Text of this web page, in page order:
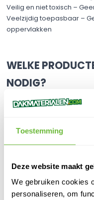
Toestemming
Deze website maakt
We gebruiken cookies
personaliseren, om
Veilig en niet toxisch –
Veelzijdig toepasbaar –
oppervlakken
WELKE
NODIG?
Voor een complete en
opruimen
Dakreparatiekit – Voor het
Stofzuiger of veger –
gebruikte korrels